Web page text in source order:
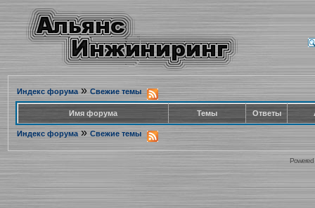
Индекс форума» Свежие темы
Имя форума Темы Ответы
Индекс форума » Свежие темы